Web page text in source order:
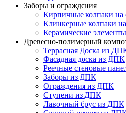
Заборы и ограждения
Кирпичные колпаки на
Клинкерные колпаки на
Керамические
Древесно-полимерный
Террасная Доска из
Фасадная доска из ДПК
Реечные стеновые
Заборы из ДПК
Ограждения из ДПК
Ступени из ДПК
Лавочный брус из ДПК